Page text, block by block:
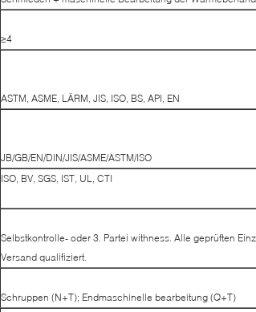
≥4
ASTM, ASME, LÄRM, JIS, ISO, BS, API, EN
JB/GB/EN/DIN/JIS/ASME/ASTM/ISO
ISO, BV, SGS, IST, UL, CTI
Selbstkontrolle- oder 3. Partei withness. Alle geprüften
Versand qualifiziert.
Schruppen (N+T); Endmaschinelle bearbeitung (Q+T)